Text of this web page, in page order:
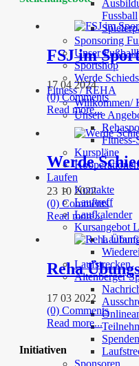
Fussball
Sponsoring
Unser
Sportshop
Werde
Fitness / REHA
Willkommen/
Unsere
Kurspläne
Kooperationen
Laufen
Kontakte
Lauftreff
Laufkalender
Kursangebot
Laufstrecken
Altenberger
Sponsoren
FSJ im
17 04 2024
(0) Comments
Read more...
Werde
23 10 2022
(0) Comments
Read more...
Reha
17 03 2022
(0) Comments
Read more...
Initiativen